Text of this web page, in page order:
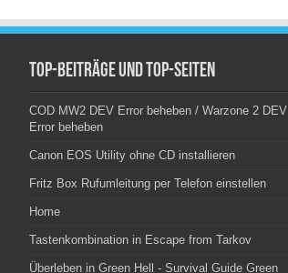
Top-Beiträge und Top-Seiten
COD MW2 DEV Error beheben / Warzone 2 DEV
Error beheben
Canon EOS Utility ohne CD installieren
Fritz Box Rufumleitung per Telefon einstellen
Home
Tastenkombination in Escape from Tarkov
Überleben in Green Hell - Survival Guide Green